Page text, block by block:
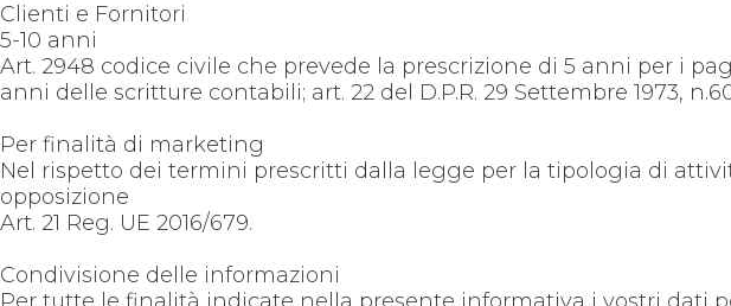
Clienti e Fornitori
5-10 anni
Art. 2948 codice civile che prevede la prescrizione di 5 anni per i
anni delle scritture contabili; art. 22 del D.P.R. 29 Settembre 1973,
Per finalità di marketing
Nel rispetto dei termini prescritti dalla legge per la tipologia di
opposizione
Art. 21 Reg. UE 2016/679.
Condivisione delle informazioni